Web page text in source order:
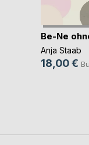
Be-Ne
Anja Staab
18,00 €